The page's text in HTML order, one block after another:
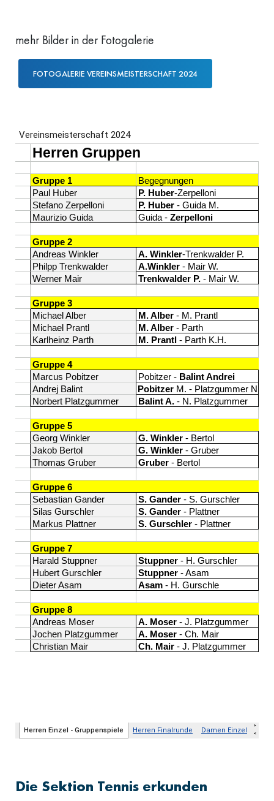
mehr Bilder in der Fotogalerie
FOTOGALERIE VEREINSMEISTERSCHAFT 2024
Die Sektion Tennis erkunden